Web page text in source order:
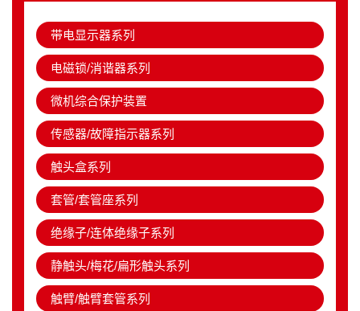
带电显示器系列
电磁锁/消谐器系列
微机综合保护装置
传感器/故障指示器系列
触头盒系列
套管/套管座系列
绝缘子/连体绝缘子系列
静触头/梅花/扁形触头系列
触臂/触臂套管系列